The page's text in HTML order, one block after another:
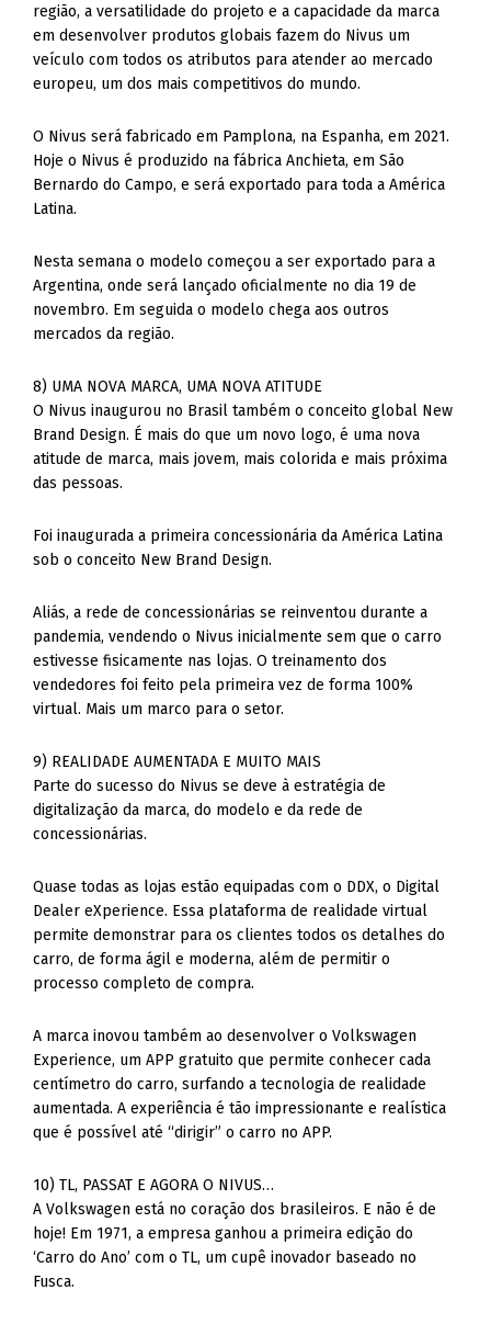
região, a versatilidade do projeto e a capacidade da marca
em desenvolver produtos globais fazem do Nivus um
veículo com todos os atributos para atender ao mercado
europeu, um dos mais competitivos do mundo.
O Nivus será fabricado em Pamplona, na Espanha, em 2021.
Hoje o Nivus é produzido na fábrica Anchieta, em São
Bernardo do Campo, e será exportado para toda a América
Latina.
Nesta semana o modelo começou a ser exportado para a
Argentina, onde será lançado oficialmente no dia 19 de
novembro. Em seguida o modelo chega aos outros
mercados da região.
8) UMA NOVA MARCA, UMA NOVA ATITUDE
O Nivus inaugurou no Brasil também o conceito global New
Brand Design. É mais do que um novo logo, é uma nova
atitude de marca, mais jovem, mais colorida e mais próxima
das pessoas.
Foi inaugurada a primeira concessionária da América Latina
sob o conceito New Brand Design.
Aliás, a rede de concessionárias se reinventou durante a
pandemia, vendendo o Nivus inicialmente sem que o carro
estivesse fisicamente nas lojas. O treinamento dos
vendedores foi feito pela primeira vez de forma 100%
virtual. Mais um marco para o setor.
9) REALIDADE AUMENTADA E MUITO MAIS
Parte do sucesso do Nivus se deve à estratégia de
digitalização da marca, do modelo e da rede de
concessionárias.
Quase todas as lojas estão equipadas com o DDX, o Digital
Dealer eXperience. Essa plataforma de realidade virtual
permite demonstrar para os clientes todos os detalhes do
carro, de forma ágil e moderna, além de permitir o
processo completo de compra.
A marca inovou também ao desenvolver o Volkswagen
Experience, um APP gratuito que permite conhecer cada
centímetro do carro, surfando a tecnologia de realidade
aumentada. A experiência é tão impressionante e realística
que é possível até “dirigir” o carro no APP.
10) TL, PASSAT E AGORA O NIVUS…
A Volkswagen está no coração dos brasileiros. E não é de
hoje! Em 1971, a empresa ganhou a primeira edição do
‘Carro do Ano’ com o TL, um cupê inovador baseado no
Fusca.